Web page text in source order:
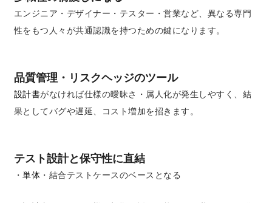
エンジニア・デザイナー・テスター・営業など、異なる専門
性をもつ人々が共通認識を持つための鍵になります。
品質管理・リスクヘッジのツール
設計書がなければ仕様の曖昧さ・属人化が発生しやすく、結
果としてバグや遅延、コスト増加を招きます。
テスト設計と保守性に直結
・単体 ・結合テストケースのベースとなる